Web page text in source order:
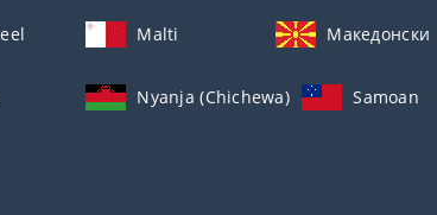
Malti Македонски
Nyanja (Chichewa) Samoan